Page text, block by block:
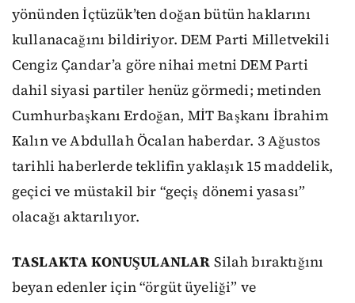
yönünden İçtüzük’ten doğan bütün haklarını
kullanacağını bildiriyor. DEM Parti Milletvekili
Cengiz Çandar’a göre nihai metni DEM Parti
dahil siyasi partiler henüz görmedi; metinden
Cumhurbaşkanı Erdoğan, MİT Başkanı İbrahim
Kalın ve Abdullah Öcalan haberdar. 3 Ağustos
tarihli haberlerde teklifin yaklaşık 15 maddelik,
geçici ve müstakil bir “geçiş dönemi yasası”
olacağı aktarılıyor.
TASLAKTA KONUŞULANLAR Silah bıraktığını
beyan edenler için “örgüt üyeliği” ve